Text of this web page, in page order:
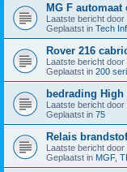
MG F
Laatste bericht door
Geplaatst in Tech
Rover 216
Laatste bericht door
Geplaatst in 200
bedrading High
Laatste bericht door
Geplaatst in 75
Relais
Laatste bericht door
Geplaatst in MGF,